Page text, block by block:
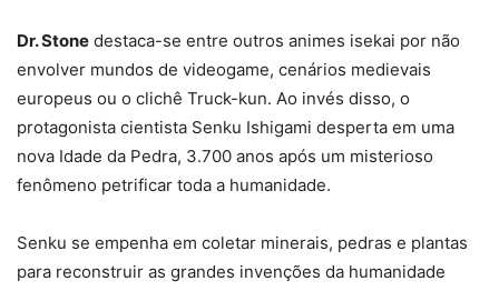
Dr. Stone destaca-se entre outros animes isekai por não
envolver mundos de videogame, cenários medievais
europeus ou o clichê Truck-kun. Ao invés disso, o
protagonista cientista Senku Ishigami desperta em uma
nova Idade da Pedra, 3.700 anos após um misterioso
fenômeno petrificar toda a humanidade.
Senku se empenha em coletar minerais, pedras e plantas
para reconstruir as grandes invenções da humanidade